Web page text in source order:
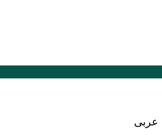
عربی